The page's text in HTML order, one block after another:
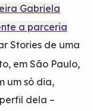
Gabriela
a parceria
Stories de uma
em São Paulo,
um só dia,
dela –